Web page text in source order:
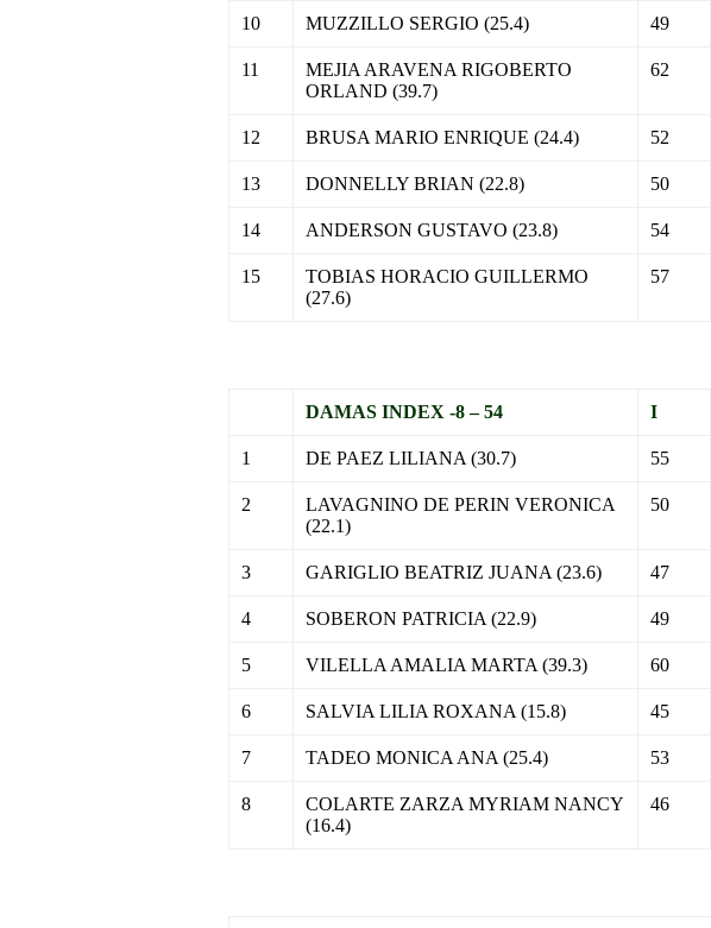
10 MUZZILLO SERGIO (25.4) 49
11
MEJIA ARAVENA RIGOBERTO
ORLAND (39.7)
62
12 BRUSA MARIO ENRIQUE (24.4) 52
13 DONNELLY BRIAN (22.8) 50
14 ANDERSON GUSTAVO (23.8) 54
15
TOBIAS HORACIO GUILLERMO
(27.6)
57
DAMAS INDEX -8 – 54 I
1 DE PAEZ LILIANA (30.7) 55
2
LAVAGNINO DE PERIN VERONICA
(22.1)
50
3 GARIGLIO BEATRIZ JUANA (23.6) 47
4 SOBERON PATRICIA (22.9) 49
5 VILELLA AMALIA MARTA (39.3) 60
6 SALVIA LILIA ROXANA (15.8) 45
7 TADEO MONICA ANA (25.4) 53
8
COLARTE ZARZA MYRIAM NANCY
(16.4)
46